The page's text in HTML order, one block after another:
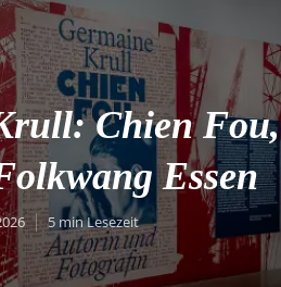
Chien Fou,
Essen
5 min Lesezeit